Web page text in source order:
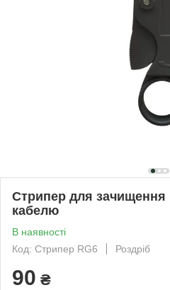
Стрипер для зачищення
кабелю
В наявності
Код: Стрипер RG6
Роздріб
90 ₴